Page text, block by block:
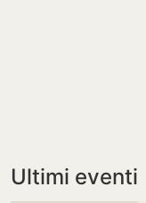
Ultimi eventi